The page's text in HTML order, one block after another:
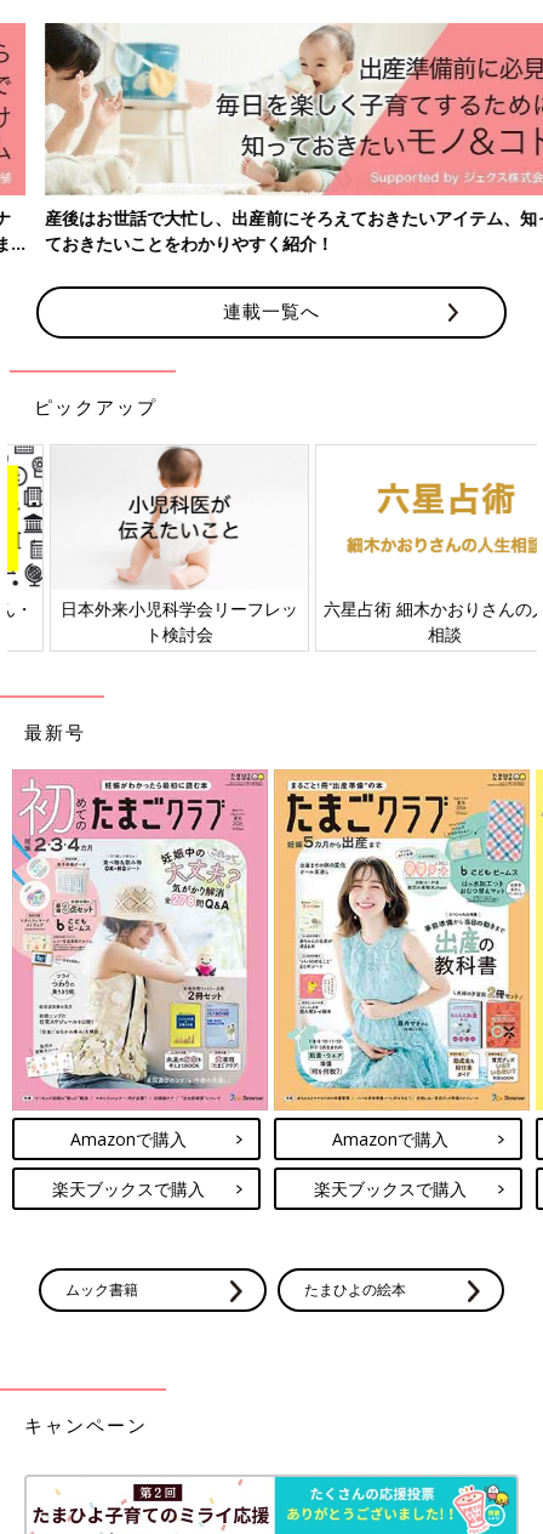
産後はお世話で大忙し、出産前にそろえておきたいアイテム、知っ
ておきたいことをわかりやすく紹介！
連載一覧へ
ピックアップ
日本外来小児科学会リーフレッ
ト検討会
六星占術 細木かおりさんの人生
最新号
Amazonで購入
楽天ブックスで購入
Amazonで購入
楽天ブックスで購入
ムック書籍 たまひよの絵本
キャンペーン